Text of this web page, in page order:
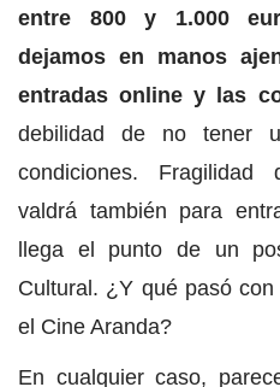
entre 800 y 1.000
dejamos en manos
entradas online y las
debilidad de no tener
condiciones. Fragilidad
valdrá también para
llega el punto de un
Cultural. ¿Y qué pasó
el Cine Aranda?
En cualquier caso,